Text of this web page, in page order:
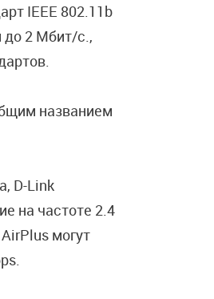
IEEE 802.11b
до 2 Мбит/с.,
названием
D-Link
на частоте 2.4
могут